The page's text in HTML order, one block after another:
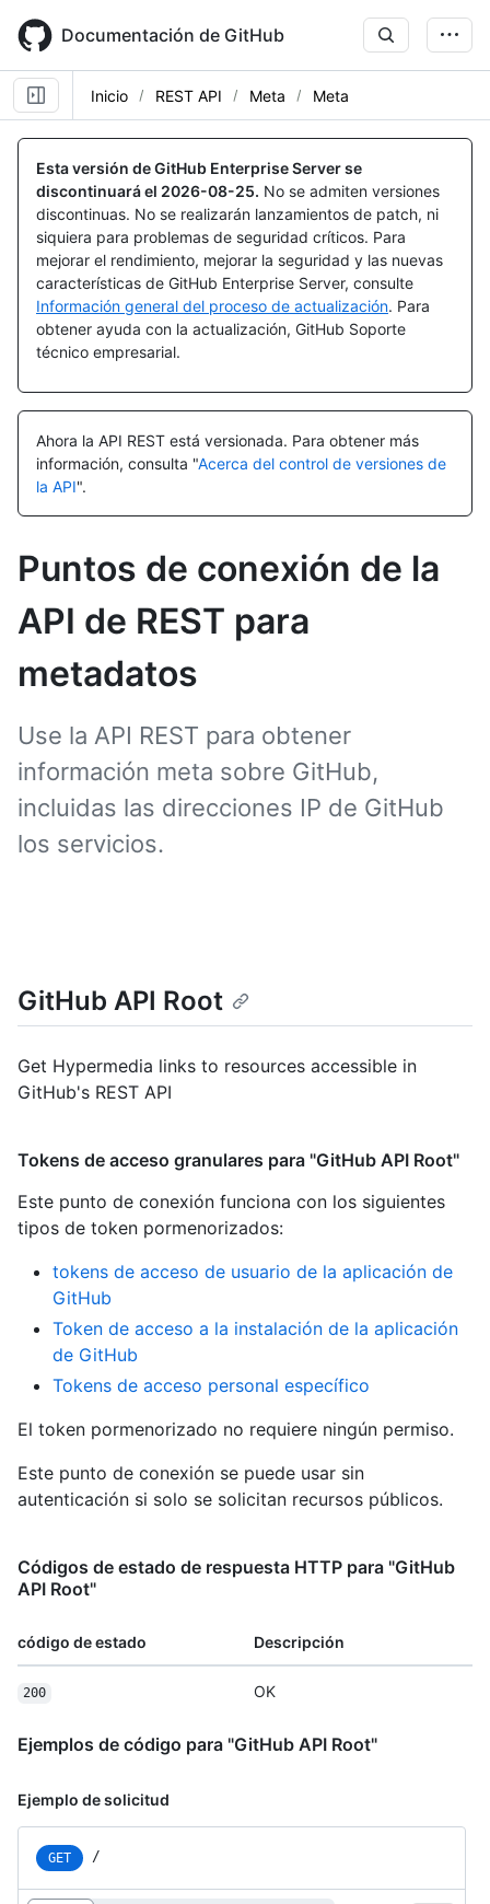
main
content
Documentación de GitHub
Inicio REST API Meta Meta
Esta versión de GitHub Enterprise Server se
discontinuará el 2026-08-25. No se admiten versiones
discontinuas. No se realizarán lanzamientos de patch, ni
siquiera para problemas de seguridad críticos. Para
mejorar el rendimiento, mejorar la seguridad y las nuevas
características de GitHub Enterprise Server, consulte
Información general del proceso de actualización. Para
obtener ayuda con la actualización, GitHub Soporte
técnico empresarial.
Ahora la API REST está versionada. Para obtener más
información, consulta "Acerca del control de versiones de
la API".
Puntos de conexión de la
API de REST para
metadatos
Use la API REST para obtener
información meta sobre GitHub,
incluidas las direcciones IP de GitHub
los servicios.
GitHub API Root
Get Hypermedia links to resources accessible in
GitHub's REST API
Tokens de acceso granulares para "GitHub API Root"
Este punto de conexión funciona con los siguientes
tipos de token pormenorizados:
tokens de acceso de usuario de la aplicación de
GitHub
Token de acceso a la instalación de la aplicación
de GitHub
Tokens de acceso personal específico
El token pormenorizado no requiere ningún permiso.
Este punto de conexión se puede usar sin
autenticación si solo se solicitan recursos públicos.
Códigos de estado de respuesta HTTP para "GitHub
API Root"
código de estado Descripción
200 OK
Ejemplos de código para "GitHub API Root"
Ejemplo de solicitud
GET /
Nombre,
Tipo,
Descripción
Nombre,
Tipo,
Descripción